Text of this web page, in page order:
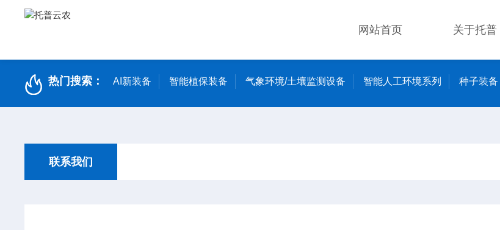
网站首页 关于托普
热门搜索： AI新装备 智能植保装备 气象环境/土壤监测设备 智能人工环境系列 种子装备
联系我们